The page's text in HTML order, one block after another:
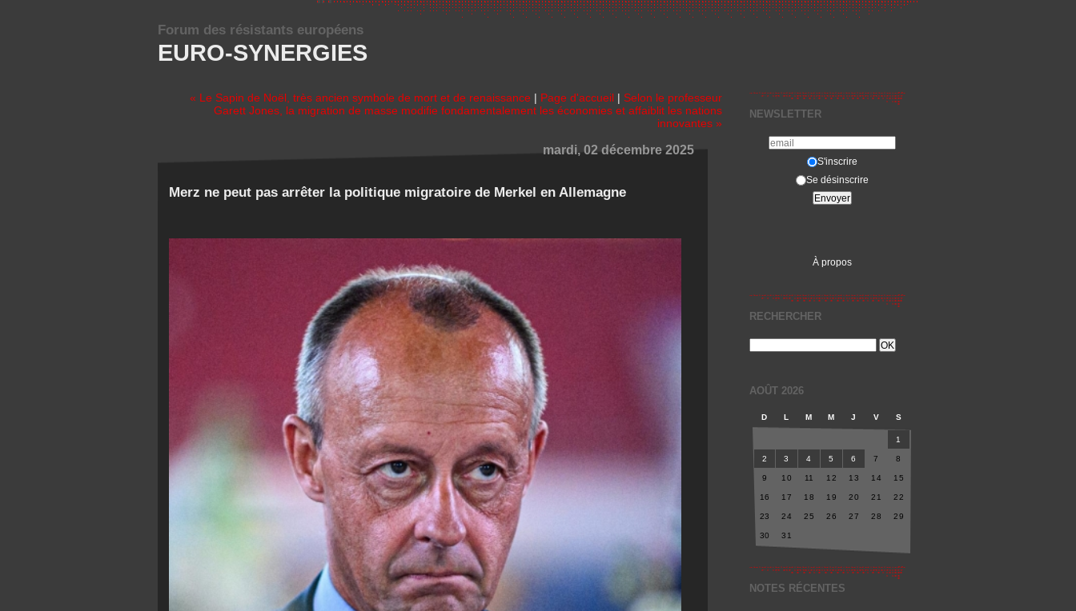
EURO-SYNERGIES
Forum des résistants européens
NEWSLETTER
S'inscrire
Se désinscrire
À propos
RECHERCHER
AOÛT 2026
D L M M J V S
1
2 3 4 5 6 7 8
9 10 11 12 13 14 15
16 17 18 19 20 21 22
23 24 25 26 27 28 29
30 31
NOTES RÉCENTES
« Le Sapin de Noël, très ancien symbole de mort et de renaissance | Page d'accueil | Selon le professeur
Garett Jones, la migration de masse modifie fondamentalement les économies et affaiblit les nations
innovantes »
mardi, 02 décembre 2025
Merz ne peut pas arrêter la politique migratoire de Merkel en Allemagne